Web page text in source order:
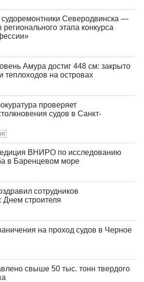
судоремонтники Северодвинска —
этапа конкурса
Амура достиг 448 см: закрыто
теплоходов на островах
проверяет
судов в Санкт-
ВНИРО по исследованию
в Баренцевом море
сотрудников
Днем строителя
на проход судов в Черное
свыше 50 тыс. тонн твердого